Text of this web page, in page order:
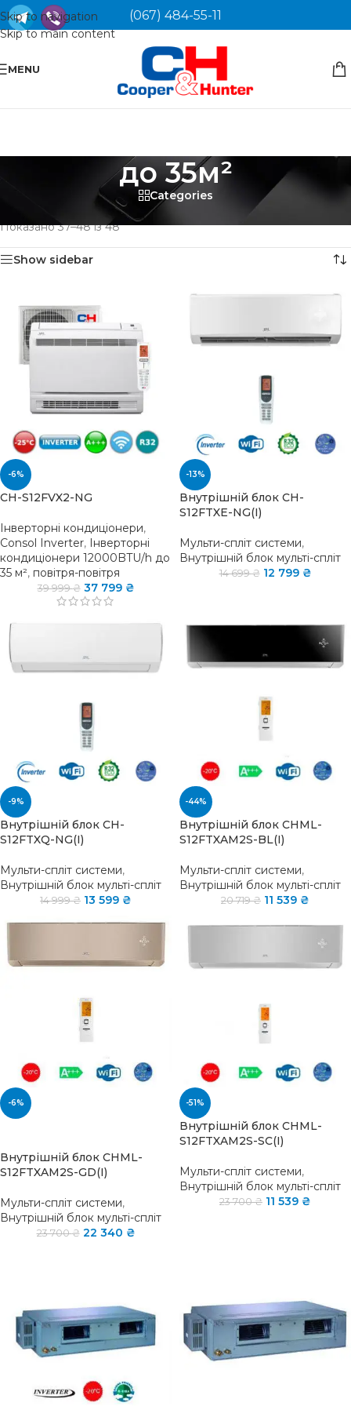
Skip to navigation
Skip to main content
(067) 484-55-11
MENU
до 35м²
Categories
Товар Площа приміщення
Сторінка 4
Показано 37–48 із 48
Show sidebar
-6%
CH-S12FVX2-NG
Інверторні кондиціонери,
Consol Inverter, Інверторні
кондиціонери 12000BTU/h до
35 м², повітря-повітря
39 999₴ 37 799 ₴
-13%
Внутрішній блок CH-
S12FTXE-NG(I)
Мульти-спліт системи,
Внутрішній блок мульті-спліт
14 699₴ 12 799 ₴
-9%
Внутрішній блок CH-
S12FTXQ-NG(I)
Мульти-спліт системи,
Внутрішній блок мульті-спліт
14 999₴ 13 599 ₴
-44%
Внутрішній блок CHML-
S12FTXAM2S-BL(I)
Мульти-спліт системи,
Внутрішній блок мульті-спліт
20 719₴ 11 539 ₴
-6%
Внутрішній блок CHML-
S12FTXAM2S-GD(I)
Мульти-спліт системи,
Внутрішній блок мульті-спліт
23 700₴ 22 340 ₴
-51%
Внутрішній блок CHML-
S12FTXAM2S-SC(I)
Мульти-спліт системи,
Внутрішній блок мульті-спліт
23 700₴ 11 539 ₴